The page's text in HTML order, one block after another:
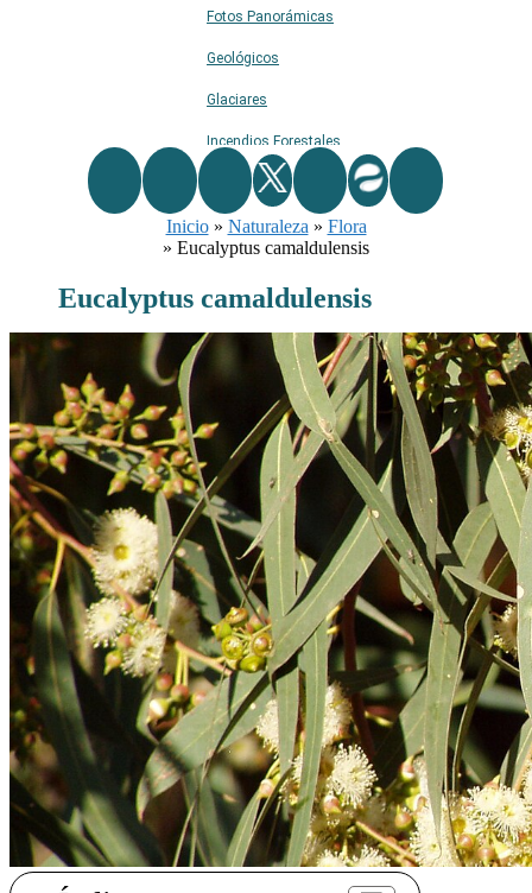
Fotos Panorámicas
Geológicos
Glaciares
Incendios Forestales
Naturaleza
Ríos
Terremotos
Topográficos
Vértices Geodésicos
Inicio» Naturaleza » Flora
» Eucalyptus camaldulensis
Eucalyptus camaldulensis